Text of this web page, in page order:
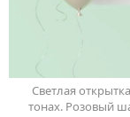
Женщине
Маме
Папе
Светлая
тонах. Розовый